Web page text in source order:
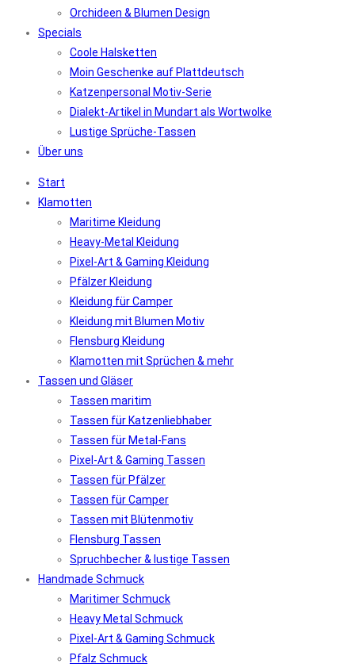
Orchideen & Blumen Design
Specials
Coole Halsketten
Moin Geschenke auf Plattdeutsch
Katzenpersonal Motiv-Serie
Dialekt-Artikel in Mundart als Wortwolke
Lustige Sprüche-Tassen
Über uns
Start
Klamotten
Maritime Kleidung
Heavy-Metal Kleidung
Pixel-Art & Gaming Kleidung
Pfälzer Kleidung
Kleidung für Camper
Kleidung mit Blumen Motiv
Flensburg Kleidung
Klamotten mit Sprüchen & mehr
Tassen und Gläser
Tassen maritim
Tassen für Katzenliebhaber
Tassen für Metal-Fans
Pixel-Art & Gaming Tassen
Tassen für Pfälzer
Tassen für Camper
Tassen mit Blütenmotiv
Flensburg Tassen
Spruchbecher & lustige Tassen
Handmade Schmuck
Maritimer Schmuck
Heavy Metal Schmuck
Pixel-Art & Gaming Schmuck
Pfalz Schmuck